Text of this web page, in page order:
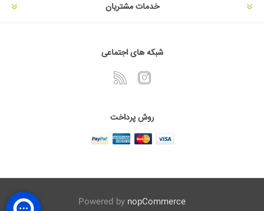
خدمات مشتریان
شبکه های اجتماعی
روش پرداخت
Powered by nopCommerce